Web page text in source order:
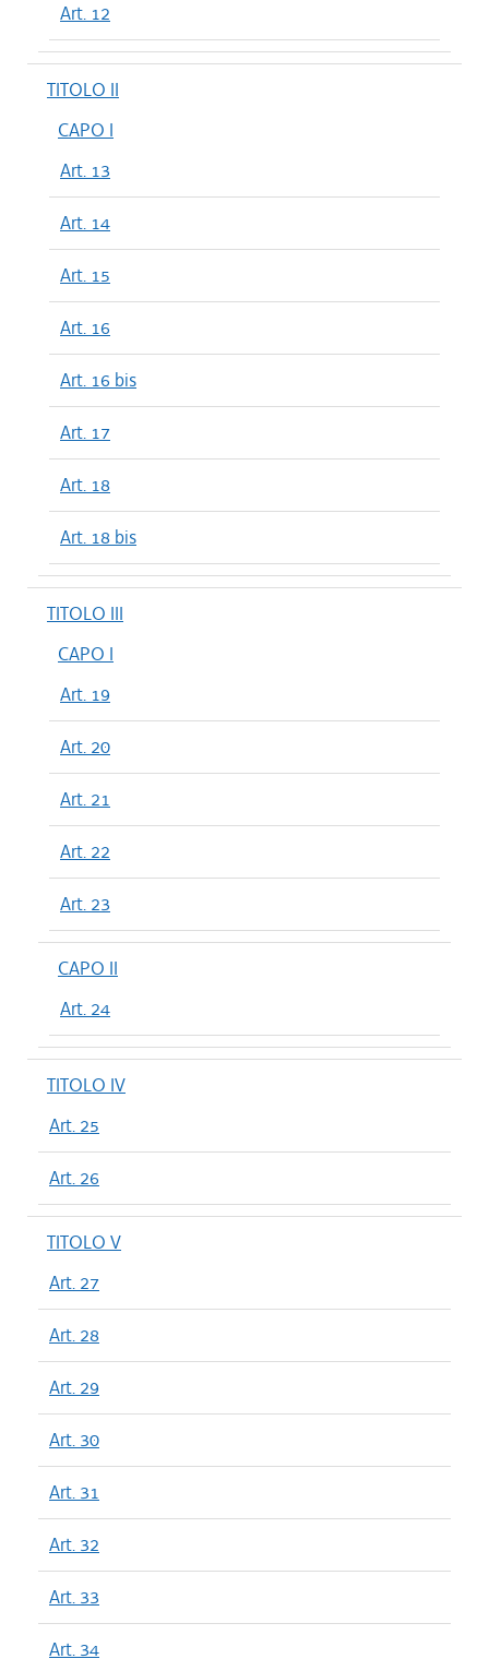
Art. 12
TITOLO II
CAPO I
Art. 13
Art. 14
Art. 15
Art. 16
Art. 16 bis
Art. 17
Art. 18
Art. 18 bis
TITOLO III
CAPO I
Art. 19
Art. 20
Art. 21
Art. 22
Art. 23
CAPO II
Art. 24
TITOLO IV
Art. 25
Art. 26
TITOLO V
Art. 27
Art. 28
Art. 29
Art. 30
Art. 31
Art. 32
Art. 33
Art. 34